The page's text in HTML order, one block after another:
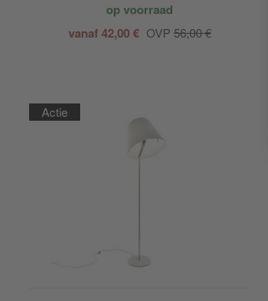
op voorraad
vanaf 42,00 € OVP 56,00 €
Actie